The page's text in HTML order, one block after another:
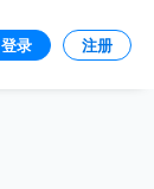
登录 注册